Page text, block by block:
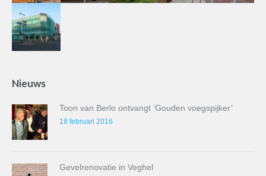
Nieuws
Toon van Berlo ontvangt ‘Gouden voegspijker’
18 februari 2016
Gevelrenovatie in Veghel